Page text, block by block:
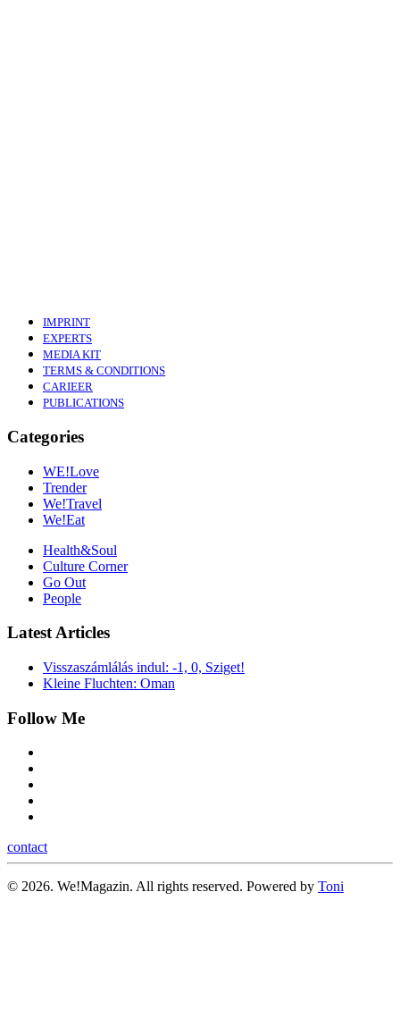
IMPRINT
EXPERTS
MEDIA KIT
TERMS & CONDITIONS
CARIEER
PUBLICATIONS
Categories
WE!Love
Trender
We!Travel
We!Eat
Health&Soul
Culture Corner
Go Out
People
Latest Articles
Visszaszámlálás indul: -1, 0, Sziget!
Kleine Fluchten: Oman
Follow Me
contact
© 2026. We!Magazin. All rights reserved. Powered by Toni